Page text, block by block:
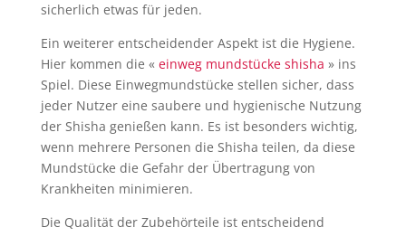
sicherlich etwas für jeden.
Ein weiterer entscheidender Aspekt ist die Hygiene.
Hier kommen die « einweg mundstücke shisha » ins
Spiel. Diese Einwegmundstücke stellen sicher, dass
jeder Nutzer eine saubere und hygienische Nutzung
der Shisha genießen kann. Es ist besonders wichtig,
wenn mehrere Personen die Shisha teilen, da diese
Mundstücke die Gefahr der Übertragung von
Krankheiten minimieren.
Die Qualität der Zubehörteile ist entscheidend